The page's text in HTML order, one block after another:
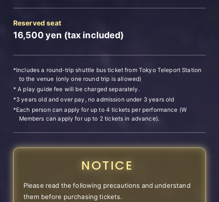
Reserved seat
16,500yen (tax included)
*Includes a round-trip shuttle bus ticket from Tokyo Teleport Station
to the venue (only one round trip is allowed)
* A play guide fee will be charged separately.
*3 years old and over pay, no admission under 3 years old
*Each person can apply for up to 4 tickets per performance (W
Members can apply for up to 2 tickets in advance).
NOTICE
Please read the following precautions and understand
them before purchasing tickets.